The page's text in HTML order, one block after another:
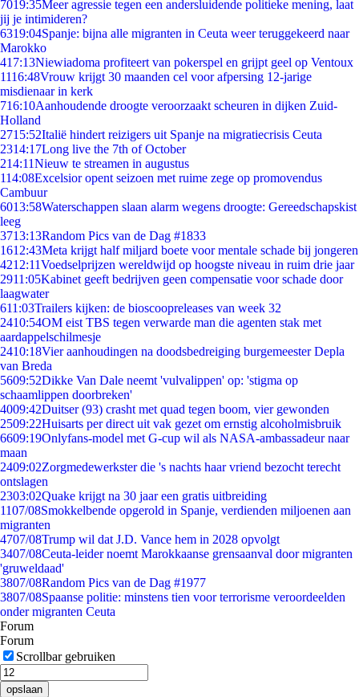
7019:35Meer agressie tegen een andersluidende politieke mening, laat
jij je intimideren?
6319:04Spanje: bijna alle migranten in Ceuta weer teruggekeerd naar
Marokko
417:13Niewiadoma profiteert van pokerspel en grijpt geel op Ventoux
1116:48Vrouw krijgt 30 maanden cel voor afpersing 12-jarige
misdienaar in kerk
716:10Aanhoudende droogte veroorzaakt scheuren in dijken Zuid-
Holland
2715:52Italië hindert reizigers uit Spanje na migratiecrisis Ceuta
2314:17Long live the 7th of October
214:11Nieuw te streamen in augustus
114:08Excelsior opent seizoen met ruime zege op promovendus
Cambuur
6013:58Waterschappen slaan alarm wegens droogte: Gereedschapskist
leeg
3713:13Random Pics van de Dag #1833
1612:43Meta krijgt half miljard boete voor mentale schade bij jongeren
4212:11Voedselprijzen wereldwijd op hoogste niveau in ruim drie jaar
2911:05Kabinet geeft bedrijven geen compensatie voor schade door
laagwater
611:03Trailers kijken: de bioscoopreleases van week 32
2410:54OM eist TBS tegen verwarde man die agenten stak met
aardappelschilmesje
2410:18Vier aanhoudingen na doodsbedreiging burgemeester Depla
van Breda
5609:52Dikke Van Dale neemt 'vulvalippen' op: 'stigma op
schaamlippen doorbreken'
4009:42Duitser (93) crasht met quad tegen boom, vier gewonden
2509:22Huisarts per direct uit vak gezet om ernstig alcoholmisbruik
6609:19Onlyfans-model met G-cup wil als NASA-ambassadeur naar
maan
2409:02Zorgmedewerkster die 's nachts haar vriend bezocht terecht
ontslagen
2303:02Quake krijgt na 30 jaar een gratis uitbreiding
1107/08Smokkelbende opgerold in Spanje, verdienden miljoenen aan
migranten
4707/08Trump wil dat J.D. Vance hem in 2028 opvolgt
3407/08Ceuta-leider noemt Marokkaanse grensaanval door migranten
'gruweldaad'
3807/08Random Pics van de Dag #1977
3807/08Spaanse politie: minstens tien voor terrorisme veroordeelden
onder migranten Ceuta
Forum
Forum
Scrollbar gebruiken
opslaan